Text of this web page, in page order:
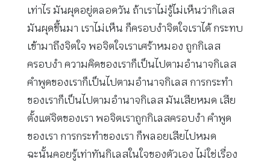
เท่าไร มันผุดอยู่ตลอดวัน ถ้าเราไม่รู้ไม่เห็นว่ากิเลส
มันผุดขึ้นมา เราไม่เห็น ก็ครอบงำจิตใจเราได้ กระทบ
เข้ามาถึงจิตใจ พอจิตใจเราเศร้าหมอง ถูกกิเลส
ครอบงำ ความคิดของเราก็เป็นไปตามอำนาจกิเลส
คำพูดของเราก็เป็นไปตามอำนาจกิเลส การกระทำ
ของเราก็เป็นไปตามอำนาจกิเลส มันเสียหมด เสีย
ตั้งแต่จิตของเรา พอจิตเราถูกกิเลสครอบงำ คำพูด
ของเรา การกระทำของเรา ก็พลอยเสียไปหมด
ฉะนั้นคอยรู้เท่าทันกิเลสในใจของตัวเอง ไม่ใช่เรื่อง